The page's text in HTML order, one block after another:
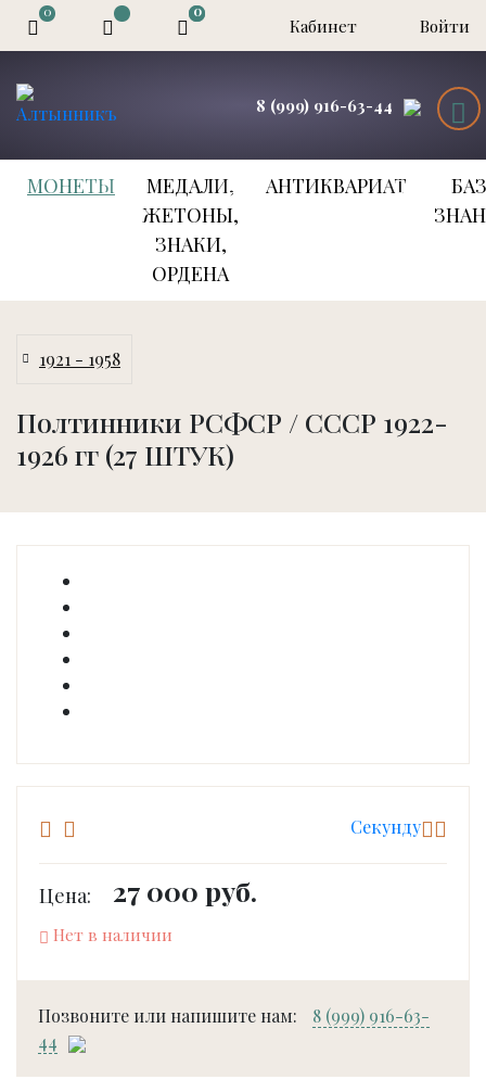
0 0
0
Кабинет Войти
8 (999) 916-63-44
МОНЕТЫ
МЕДАЛИ,
ЖЕТОНЫ,
ЗНАКИ,
ОРДЕНА
АНТИКВАРИАТ
1921 - 1958
Полтинники РСФСР / СССР 1922-
1926 гг (27 ШТУК)
Cекунду
Цена: 27 000 руб.
Нет в наличии
Позвоните или напишите нам:
8 (999) 916-63-
44